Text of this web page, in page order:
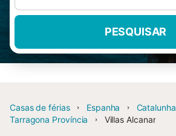
PESQUISAR
Casas de férias Espanha
Catalunha
Tarragona Província
Villas Alcanar